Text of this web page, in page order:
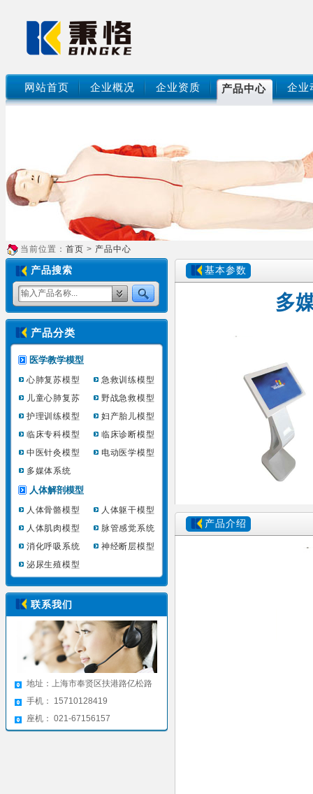
网站首页 企业概况 企业资质 产品中心 企业
当前位置： 首页 > 产品中心
基本参数
多
产品介绍
产品搜索
产品分类
医学教学模型
心肺复苏模型
急救训练模型
儿童心肺复苏
野战急救模型
护理训练模型
妇产胎儿模型
临床专科模型
临床诊断模型
中医针灸模型
电动医学模型
多媒体系统
人体解剖模型
人体骨骼模型
人体躯干模型
人体肌肉模型
脉管感觉系统
消化呼吸系统
神经断层模型
泌尿生殖模型
联系我们
地址：上海市奉贤区扶港路亿松路
手机： 15710128419
座机： 021-67156157